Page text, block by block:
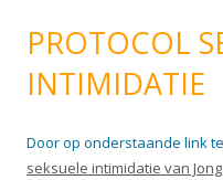
PROTOCOL
INTIMIDATIE
Door op onderstaande link
seksuele intimidatie van